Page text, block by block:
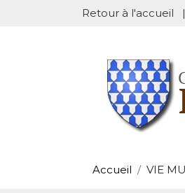
Retour à l'accueil |
Accueil VIE